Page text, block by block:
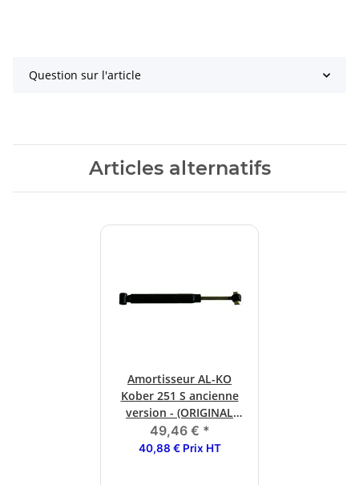
Question sur l'article
Articles alternatifs
Amortisseur AL-KO
Kober 251 S ancienne
version - (ORIGINAL
GOODS)
49,46 € *
40,88 € Prix HT